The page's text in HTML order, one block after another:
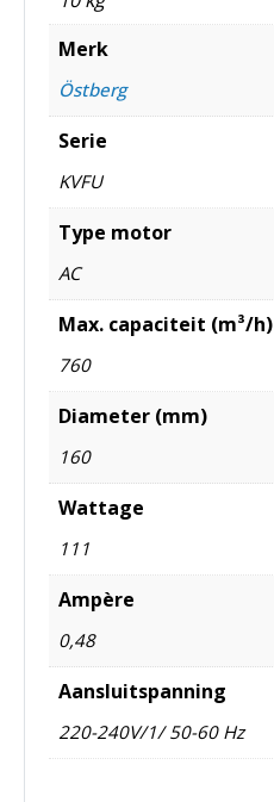
Merk
Östberg
Serie
KVFU
Type motor
AC
Max. capaciteit (m³/h)
760
Diameter (mm)
160
Wattage
111
Ampère
0,48
Aansluitspanning
220-240V/1/ 50-60 Hz